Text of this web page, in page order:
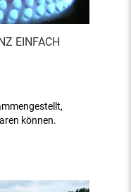
EINFACH
können.